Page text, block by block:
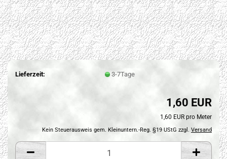
Lieferzeit: 3-7Tage
1,60 EUR
1,60 EUR pro Meter
Kein Steuerausweis gem. Kleinuntern.-Reg. §19 UStG zzgl. Versand